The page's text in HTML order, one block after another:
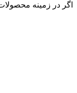
اگر در زمینه محصولات